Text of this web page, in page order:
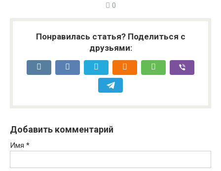
0
Понравилась статья? Поделиться с
друзьями:
Добавить комментарий
Имя *